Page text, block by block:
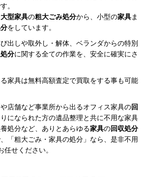
。
大型家具の粗大ごみ処分から、小型の家具ま
をしています。
出しや取外し・解体、ベランダからの特別
分に関する全ての作業を、安全に確実にさ
家具は無料高額査定で買取をする事も可能
店舗など事業所から出るオフィス家具の回
になられた方の遺品整理と共に不用な家具
処分など、ありとあらゆる家具の回収処分
「粗大ごみ・家具の処分」なら、是非不用
せください。